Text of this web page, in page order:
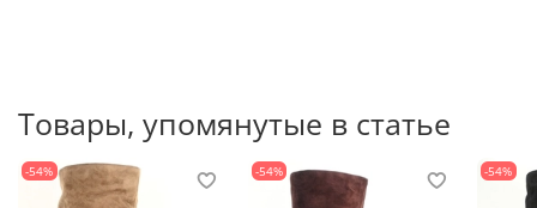
Товары, упомянутые в статье
-54% -54% -54%